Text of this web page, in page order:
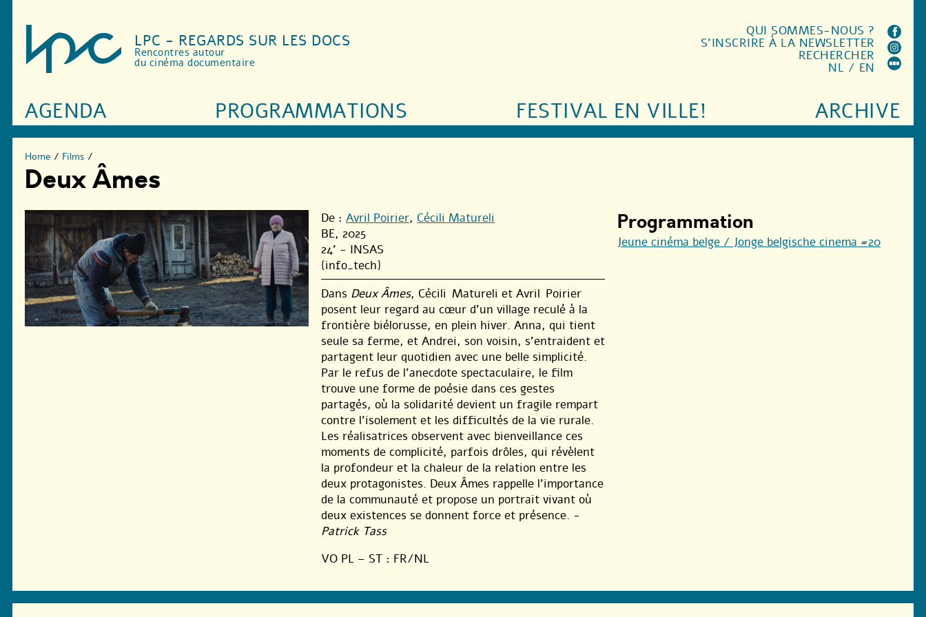
LPC - REGARDS SUR LES DOCS
Rencontres autour
du cinéma documentaire
AGENDA PROGRAMMATIONS FESTIVAL EN VILLE! ARCHIVE
QUI SOMMES-NOUS ?
S'INSCRIRE À LA NEWSLETTER
RECHERCHER
NL / EN
Home / Films /
Deux Âmes
De : Avril Poirier, Cécili Matureli
BE, 2025
24' - INSAS
{info_tech}
Dans Deux Âmes, Cécili Matureli et Avril Poirier
posent leur regard au cœur d’un village reculé à la
frontière biélorusse, en plein hiver. Anna, qui tient
seule sa ferme, et Andrei, son voisin, s’entraident et
partagent leur quotidien avec une belle simplicité.
Par le refus de l’anecdote spectaculaire, le film
trouve une forme de poésie dans ces gestes
partagés, où la solidarité devient un fragile rempart
contre l’isolement et les difficultés de la vie rurale.
Les réalisatrices observent avec bienveillance ces
moments de complicité, parfois drôles, qui révèlent
la profondeur et la chaleur de la relation entre les
deux protagonistes. Deux Âmes rappelle l’importance
de la communauté et propose un portrait vivant où
deux existences se donnent force et présence. -
Patrick Tass
VO PL – ST : FR/NL
Programmation
Jeune cinéma belge / Jonge belgische cinema #20